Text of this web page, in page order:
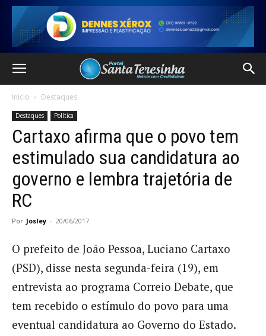
Início Destaques
Destaques Política
Cartaxo afirma que o povo tem
estimulado sua candidatura ao
governo e lembra trajetória de
RC
Por Josley - 20/06/2017
O prefeito de João Pessoa, Luciano Cartaxo
(PSD), disse nesta segunda-feira (19), em
entrevista ao programa Correio Debate, que
tem recebido o estímulo do povo para uma
eventual candidatura ao Governo do Estado.